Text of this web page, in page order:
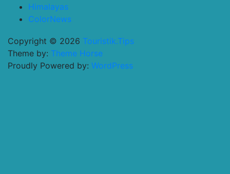
Himalayas
ColorNews
Copyright © 2026 Touristik.Tips
Theme by: Theme Horse
Proudly Powered by: WordPress